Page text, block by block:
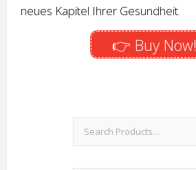
neues Kapitel Ihrer Gesundheit.
👉 Buy Now!